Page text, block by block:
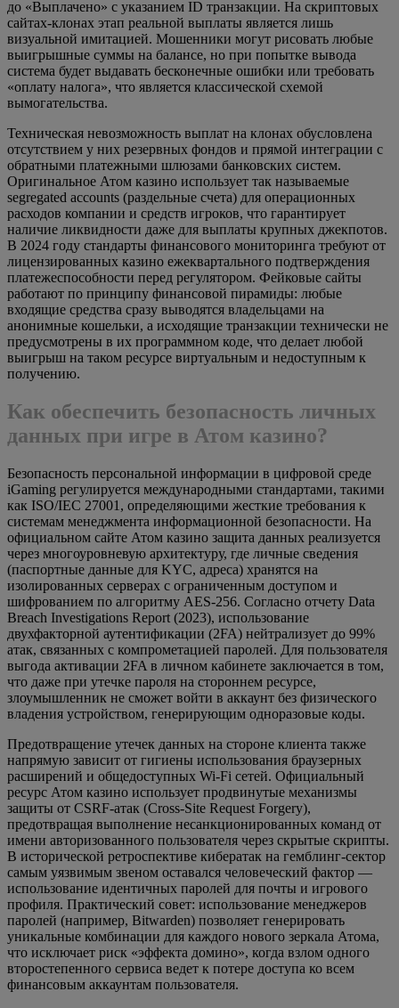
до «Выплачено» с указанием ID транзакции. На скриптовых
сайтах-клонах этап реальной выплаты является лишь
визуальной имитацией. Мошенники могут рисовать любые
выигрышные суммы на балансе, но при попытке вывода
система будет выдавать бесконечные ошибки или требовать
«оплату налога», что является классической схемой
вымогательства.
Техническая невозможность выплат на клонах обусловлена
отсутствием у них резервных фондов и прямой интеграции с
обратными платежными шлюзами банковских систем.
Оригинальное Атом казино использует так называемые
segregated accounts (раздельные счета) для операционных
расходов компании и средств игроков, что гарантирует
наличие ликвидности даже для выплаты крупных джекпотов.
В 2024 году стандарты финансового мониторинга требуют от
лицензированных казино ежеквартального подтверждения
платежеспособности перед регулятором. Фейковые сайты
работают по принципу финансовой пирамиды: любые
входящие средства сразу выводятся владельцами на
анонимные кошельки, а исходящие транзакции технически не
предусмотрены в их программном коде, что делает любой
выигрыш на таком ресурсе виртуальным и недоступным к
получению.
Как обеспечить безопасность личных
данных при игре в Атом казино?
Безопасность персональной информации в цифровой среде
iGaming регулируется международными стандартами, такими
как ISO/IEC 27001, определяющими жесткие требования к
системам менеджмента информационной безопасности. На
официальном сайте Атом казино защита данных реализуется
через многоуровневую архитектуру, где личные сведения
(паспортные данные для KYC, адреса) хранятся на
изолированных серверах с ограниченным доступом и
шифрованием по алгоритму AES-256. Согласно отчету Data
Breach Investigations Report (2023), использование
двухфакторной аутентификации (2FA) нейтрализует до 99%
атак, связанных с компрометацией паролей. Для пользователя
выгода активации 2FA в личном кабинете заключается в том,
что даже при утечке пароля на стороннем ресурсе,
злоумышленник не сможет войти в аккаунт без физического
владения устройством, генерирующим одноразовые коды.
Предотвращение утечек данных на стороне клиента также
напрямую зависит от гигиены использования браузерных
расширений и общедоступных Wi-Fi сетей. Официальный
ресурс Атом казино использует продвинутые механизмы
защиты от CSRF-атак (Cross-Site Request Forgery),
предотвращая выполнение несанкционированных команд от
имени авторизованного пользователя через скрытые скрипты.
В исторической ретроспективе кибератак на гемблинг-сектор
самым уязвимым звеном оставался человеческий фактор —
использование идентичных паролей для почты и игрового
профиля. Практический совет: использование менеджеров
паролей (например, Bitwarden) позволяет генерировать
уникальные комбинации для каждого нового зеркала Атома,
что исключает риск «эффекта домино», когда взлом одного
второстепенного сервиса ведет к потере доступа ко всем
финансовым аккаунтам пользователя.